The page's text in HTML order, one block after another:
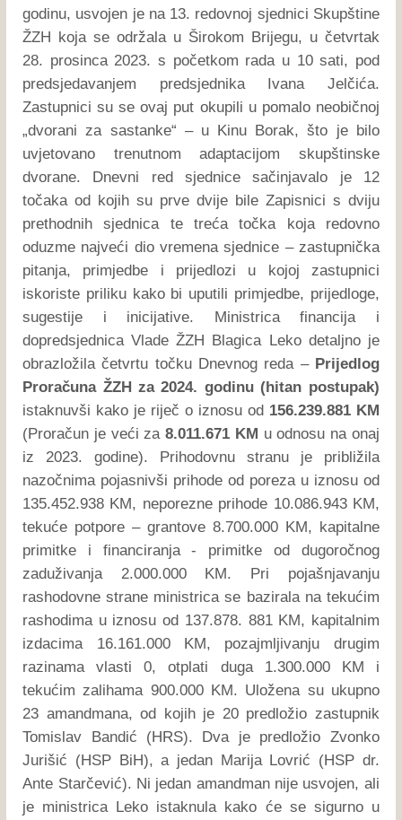
godinu, usvojen je na 13. redovnoj sjednici Skupštine
ŽZH koja se održala u Širokom Brijegu, u četvrtak
28. prosinca 2023. s početkom rada u 10 sati, pod
predsjedavanjem predsjednika Ivana Jelčića.
Zastupnici su se ovaj put okupili u pomalo neobičnoj
„dvorani za sastanke“ – u Kinu Borak, što je bilo
uvjetovano trenutnom adaptacijom skupštinske
dvorane. Dnevni red sjednice sačinjavalo je 12
točaka od kojih su prve dvije bile Zapisnici s dviju
prethodnih sjednica te treća točka koja redovno
oduzme najveći dio vremena sjednice – zastupnička
pitanja, primjedbe i prijedlozi u kojoj zastupnici
iskoriste priliku kako bi uputili primjedbe, prijedloge,
sugestije i inicijative. Ministrica financija i
dopredsjednica Vlade ŽZH Blagica Leko detaljno je
obrazložila četvrtu točku Dnevnog reda – Prijedlog
Proračuna ŽZH za 2024. godinu (hitan postupak)
istaknuvši kako je riječ o iznosu od 156.239.881 KM
(Proračun je veći za8.011.671 KM u odnosu na onaj
iz 2023. godine). Prihodovnu stranu je približila
nazočnima pojasnivši prihode od poreza u iznosu od
135.452.938 KM, neporezne prihode 10.086.943 KM,
tekuće potpore – grantove 8.700.000 KM, kapitalne
primitke i financiranja - primitke od dugoročnog
zaduživanja 2.000.000 KM. Pri pojašnjavanju
rashodovne strane ministrica se bazirala na tekućim
rashodima u iznosu od 137.878. 881 KM, kapitalnim
izdacima 16.161.000 KM, pozajmljivanju drugim
razinama vlasti 0, otplati duga 1.300.000 KM i
tekućim zalihama 900.000 KM. Uložena su ukupno
23 amandmana, od kojih je 20 predložio zastupnik
Tomislav Bandić (HRS). Dva je predložio Zvonko
Jurišić (HSP BiH), a jedan Marija Lovrić (HSP dr.
Ante Starčević). Ni jedan amandman nije usvojen, ali
je ministrica Leko istaknula kako će se sigurno u